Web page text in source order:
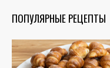
ПОПУЛЯРНЫЕ РЕЦЕПТЫ